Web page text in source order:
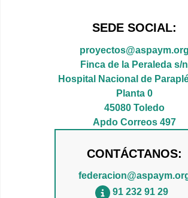
SEDE SOCIAL:
proyectos@aspaym.org
Finca de la Peraleda s/n
Hospital Nacional de
Planta 0
45080 Toledo
Apdo Correos 497
CONTÁCTANOS:
91 232 91 29